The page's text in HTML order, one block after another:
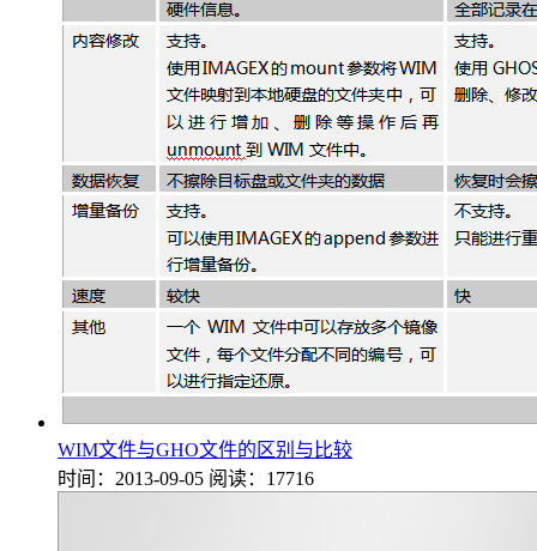
WIM文件与GHO文件的区别与比较
时间：2013-09-05 阅读：17716